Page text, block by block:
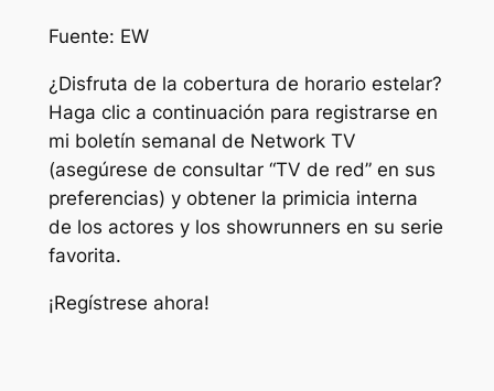
Fuente: EW
¿Disfruta de la cobertura de horario estelar?
Haga clic a continuación para registrarse en
mi boletín semanal de Network TV
(asegúrese de consultar “TV de red” en sus
preferencias) y obtener la primicia interna
de los actores y los showrunners en su serie
favorita.
¡Regístrese ahora!